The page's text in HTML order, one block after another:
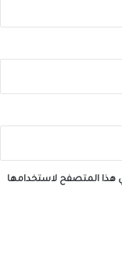
هذا المتصفح لاستخدامها